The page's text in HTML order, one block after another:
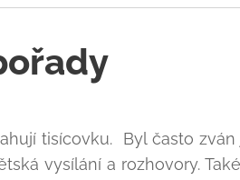
tisícovku. Byl často
vysílání a rozhovory.